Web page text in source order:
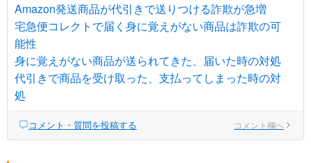
Amazon発送商品が代引きで送りつける詐欺が急増
宅急便コレクトで届く身に覚えがない商品は詐欺の可
能性
身に覚えがない商品が送られてきた、届いた時の対処
代引きで商品を受け取った、支払ってしまった時の対
処
コメント・質問を投稿する コメント欄へ